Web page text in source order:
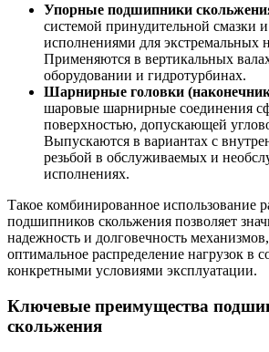
Упорные подшипники
системой принудительной смазки
исполнениями для экстремальных
Применяются в вертикальных
оборудовании и гидротурбинах.
Шарнирные головки
шаровые шарнирные соединения
поверхностью, допускающей
Выпускаются в вариантах с
резьбой в обслуживаемых и
исполнениях.
Такое комбинированное использование
подшипников скольжения позволяет
надежность и долговечность
оптимальное распределение нагрузок в
конкретными условиями эксплуатации.
Ключевые преимущества
скольжения